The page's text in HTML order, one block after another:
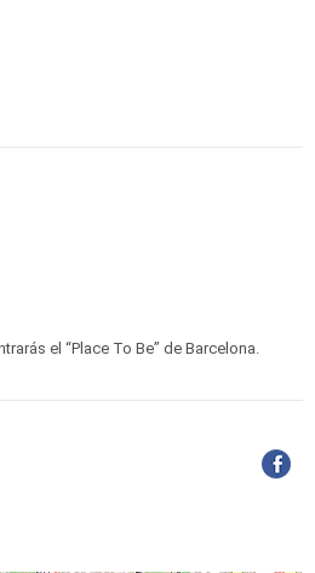
el “Place To Be” de Barcelona.